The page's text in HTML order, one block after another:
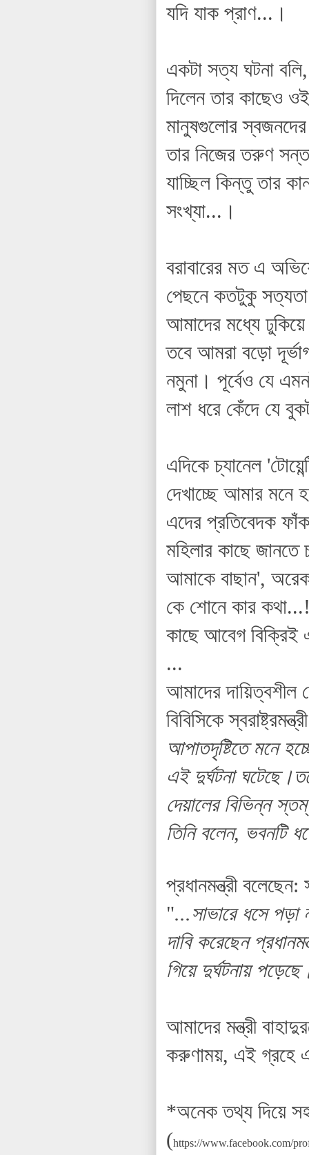
যদি যাক প্রাণ...।
একটা সত্য ঘটনা
দিলেন তার কাছেও
মানুষগুলোর
তার নিজের তরুণ
যাচ্ছিল কিন্তু তার
সংখ্যা...।
বরাবারের মত এ
পেছনে কতটুকু সত্যতা
আমাদের মধ্যে
তবে আমরা বড়ো
নমুনা। পূর্বেও যে
লাশ ধরে কেঁদে যে
এদিকে চ্যানেল
দেখাচ্ছে আমার মনে
এদের প্রতিবেদক
মহিলার কাছে জানতে
আমাকে বাছান',
কে শোনে কার
কাছে আবেগ
...
আমাদের
বিবিসিকে
আপাতদৃষ্টিতে মনে
এই দুর্ঘটনা
দেয়ালের বিভিন্ন
তিনি বলেন, ভবনটি
প্রধানমন্ত্রী
"...সাভারে ধসে
দাবি করেছেন
গিয়ে দুর্ঘটনায়
আমাদের মন্ত্রী
করুণাময়, এই গ্রহে
*অনেক তথ্য দিয়ে
(https://www.facebook.com/